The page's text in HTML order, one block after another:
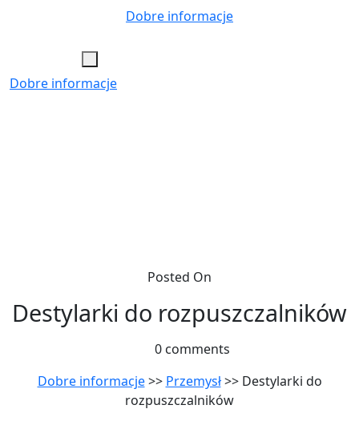
Dobre informacje
Dobre informacje
Posted On
Destylarki do rozpuszczalników
0 comments
Dobre informacje>> Przemysł>> Destylarki do
rozpuszczalników